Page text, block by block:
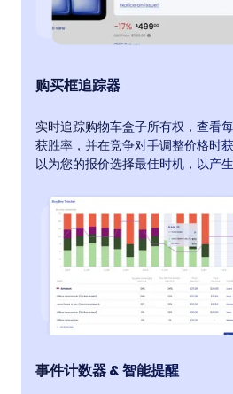
购买框追踪器
实时追踪购物车盒子所有权，查看
获胜率，并在竞争对手调整价格时
以为您的报价选择最佳时机，以产生
事件计数器 & 智能提醒